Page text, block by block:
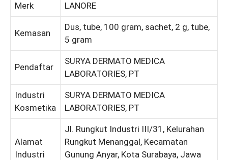
Merk LANORE
Kemasan
Dus, tube, 100 gram, sachet, 2 g, tube,
5 gram
Pendaftar
SURYA DERMATO MEDICA
LABORATORIES, PT
Industri
Kosmetika
SURYA DERMATO MEDICA
LABORATORIES, PT
Alamat
Industri
Jl. Rungkut Industri III/31, Kelurahan
Rungkut Menanggal, Kecamatan
Gunung Anyar, Kota Surabaya, Jawa